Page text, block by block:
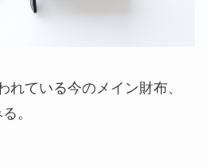
れている今のメイン財布、
。